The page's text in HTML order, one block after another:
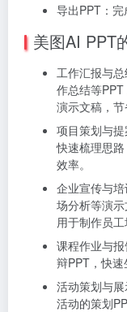
导出PPT：完
美图AI PPT
工作汇报与
作总结等
演示文稿，节
项目策划与
快速梳理思
效率。
企业宣传与
场分析等演
用于制作员工
课程作业与
辩PPT，快速
活动策划与
活动的策划